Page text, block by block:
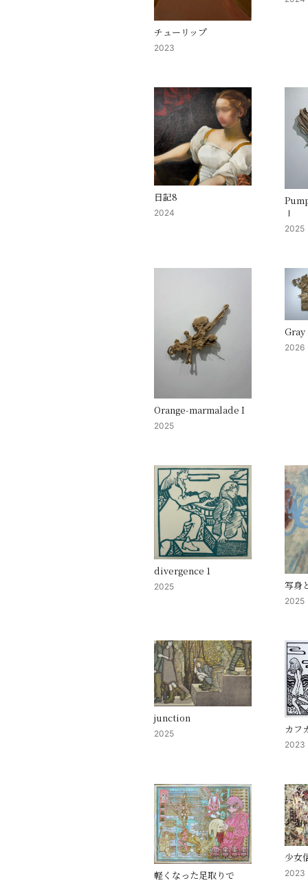
チューリップ
2023
日記8
2024
Ⅰ
2025
Orange-marmalade I
2025
Gray
2026
divergence 1
2025 写身
2025
junction
2025 カフ
2023
軽くなった足取りで
少女
2023